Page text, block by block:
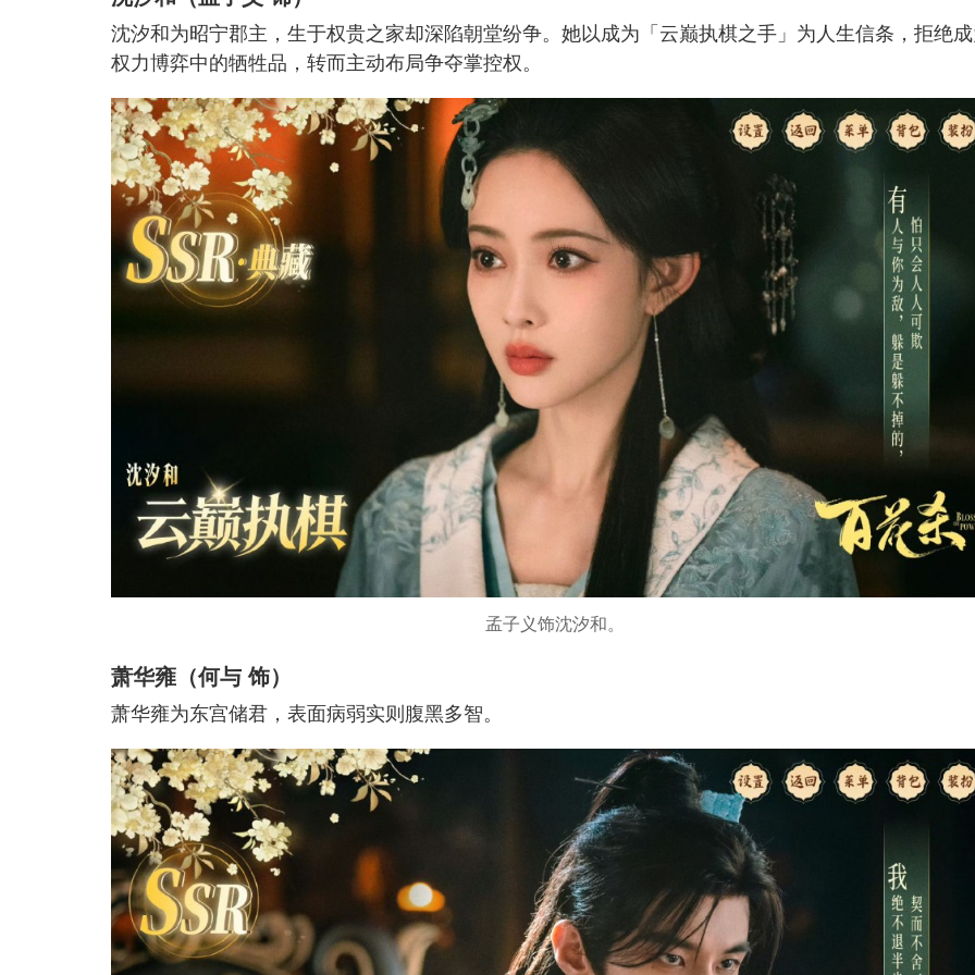
沈汐和为昭宁郡主，生于权贵之家却深陷朝堂纷争。她以成为「云巅执棋之手」为人生信条，拒绝
权力博弈中的牺牲品，转而主动布局争夺掌控权。
孟子义饰沈汐和。
萧华雍（何与 饰）
萧华雍为东宫储君，表面病弱实则腹黑多智。